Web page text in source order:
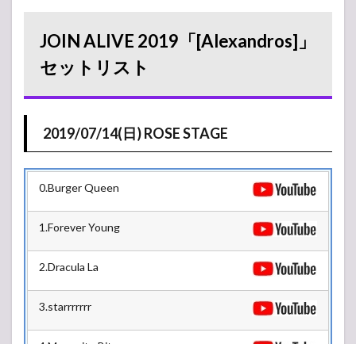
JOIN ALIVE 2019「[Alexandros]」
セットリスト
2019/07/14(日) ROSE STAGE
0.Burger Queen
1.Forever Young
2.Dracula La
3.starrrrrrr